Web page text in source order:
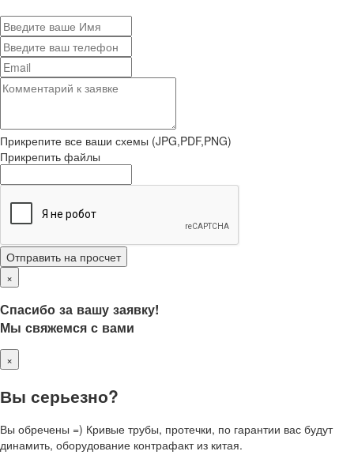
Прикрепите все ваши схемы (JPG,PDF,PNG)
Прикрепить файлы
Отправить на просчет
×
Спасибо за вашу заявку!
Мы свяжемся с вами
×
Вы серьезно?
Вы обречены =) Кривые трубы, протечки, по гарантии вас будут
динамить, оборудование контрафакт из китая.